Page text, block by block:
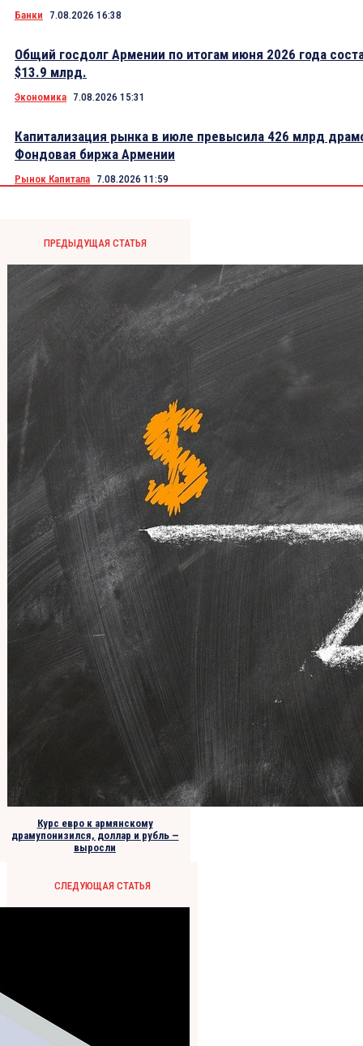
Банки 7.08.2026 16:38
Общий госдолг Армении по итогам июня 2026 года
$13.9 млрд.
Экономика 7.08.2026 15:31
Капитализация рынка в июле превысила 426 млрд
Фондовая биржа Армении
Рынок Капитала 7.08.2026 11:59
ПРЕДЫДУЩАЯ СТАТЬЯ
Курс евро к армянскому
драмупонизился, доллар и рубль —
выросли
СЛЕДУЮЩАЯ СТАТЬЯ